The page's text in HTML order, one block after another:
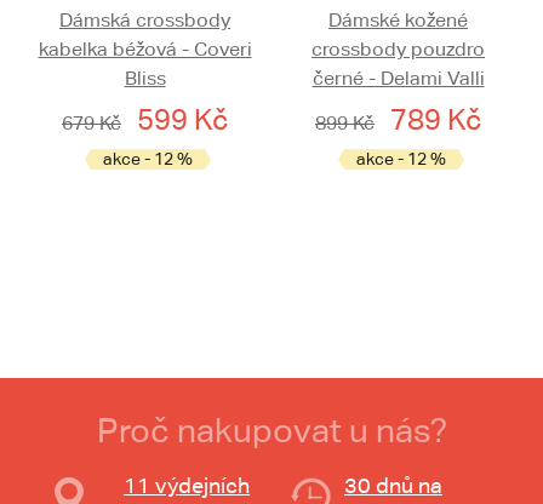
Dámská crossbody
kabelka béžová - Coveri
Bliss
679 Kč
599 Kč
akce - 12 %
Dámské kožené
crossbody pouzdro
černé - Delami Valli
899 Kč
789 Kč
akce - 12 %
Proč nakupovat u nás?
11 výdejních
30 dnů na